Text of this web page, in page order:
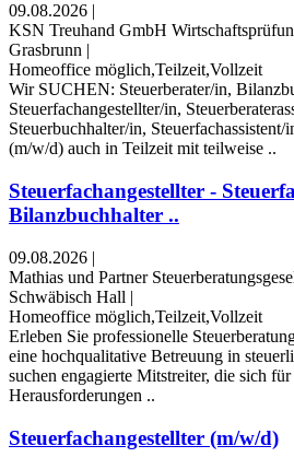
09.08.2026
KSN Treuhand GmbH
Grasbrunn
Homeoffice möglich,Teilzeit,Vollzeit
Wir SUCHEN: Steuerberater/in,
Steuerfachangestellter/in,
Steuerbuchhalter/in,
(m/w/d) auch in Teilzeit mit teilweise ..
Steuerfachangestellter -
Bilanzbuchhalter ..
09.08.2026 |
Mathias und Partner
Schwäbisch Hall |
Homeoffice möglich,Teilzeit,Vollzeit
Erleben Sie professionelle
eine hochqualitative Betreuung in
suchen engagierte Mitstreiter, die sich
Herausforderungen ..
Steuerfachangestellter (m/w/d)